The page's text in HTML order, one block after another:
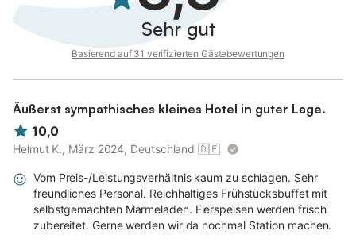
A23 Richtung Husum bis Ausfahrt Heide/West. Weiter auf der
B203 nach Büsum. Am Ortseingang rechts halten (ALDI links
Bahnhofstraße, hier links abbiegen in die Kirchenstraße
(Richtung Hafen). Wenn Sie an der Kirche vorbeigefahren sind
befinden Sie sich bereits in der Hafenstraße. Ungefähr auf Mitte
der Hafenstraße finden Sie unser Haus auf der linken Seite.
Sehr gut
Basierend auf 31 verifizierten Gästebewertungen
Äußerst sympathisches kleines Hotel in guter Lage.
10,0
Helmut K., März 2024, Deutschland 🇩🇪
Vom Preis-/Leistungsverhältnis kaum zu schlagen. Sehr
freundliches Personal. Reichhaltiges Frühstücksbuffet mit
selbstgemachten Marmeladen. Eierspeisen werden frisch
zubereitet. Gerne werden wir da nochmal Station machen.